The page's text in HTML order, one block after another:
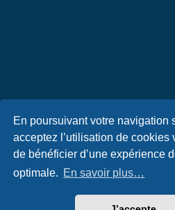
En poursuivant votre navigation
acceptez l’utilisation de cookies
de bénéficier d’une expérience
optimale. En savoir plus…